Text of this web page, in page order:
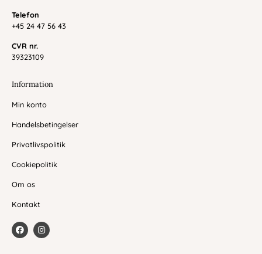
Telefon
+45 24 47 56 43
CVR nr.
39323109
Information
Min konto
Handelsbetingelser
Privatlivspolitik
Cookiepolitik
Om os
Kontakt
F
a
c
I
n
s